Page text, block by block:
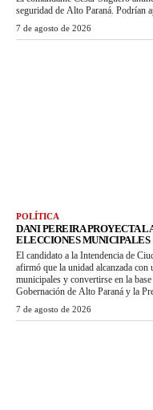
seguridad de Alto Paraná. Podrían
7 de agosto de 2026
POLÍTICA
DANI PEREIRA PROYECTA
ELECCIONES MUNICIPALES
El candidato a la Intendencia de
afirmó que la unidad alcanzada con
municipales y convertirse en la
Gobernación de Alto Paraná y la
7 de agosto de 2026